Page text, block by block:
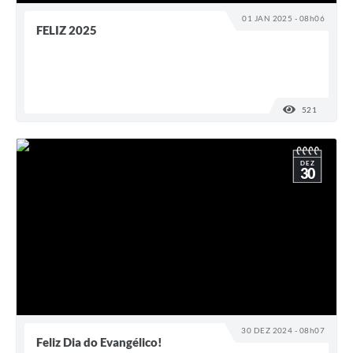
01 JAN 2025 - 08h06
FELIZ 2025
521
30 DEZ 2024 - 08h07
DEZ
30
Feliz Dia do Evangélico!